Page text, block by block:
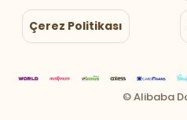
Çerez Politikası